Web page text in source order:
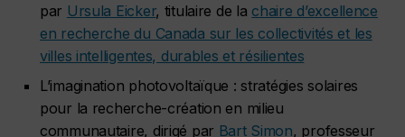
par Ursula Eicker, titulaire de la chaire d’excellence
en recherche du Canada sur les collectivités et les
villes intelligentes, durables et résilientes
L’imagination photovoltaïque : stratégies solaires
pour la recherche-création en milieu
communautaire, dirigé par Bart Simon, professeur